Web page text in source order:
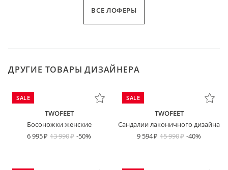
ВСЕ ЛОФЕРЫ
ДРУГИЕ ТОВАРЫ ДИЗАЙНЕРА
SALE
TWOFEET
Босоножки женские
6 995
13 990 -50%
SALE
TWOFEET
Сандалии лаконичного дизайна
9 594
15 990 -40%